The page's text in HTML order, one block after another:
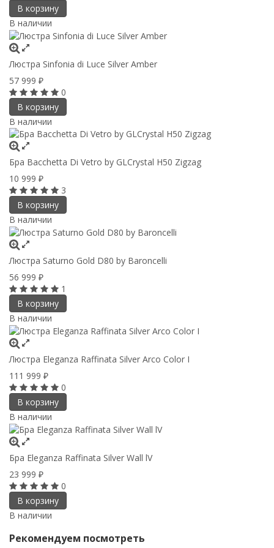
В корзину
В наличии
Люстра Sinfonia di Luce Silver Amber
57 999 ₽
0
В корзину
В наличии
Бра Bacchetta Di Vetro by GLCrystal H50 Zigzag
10 999 ₽
3
В корзину
В наличии
Люстра Saturno Gold D80 by Baroncelli
56 999 ₽
1
В корзину
В наличии
Люстра Eleganza Raffinata Silver Arco Сolor I
111 999 ₽
0
В корзину
В наличии
Бра Eleganza Raffinata Silver Wall lV
23 999 ₽
0
В корзину
В наличии
Рекомендуем посмотреть